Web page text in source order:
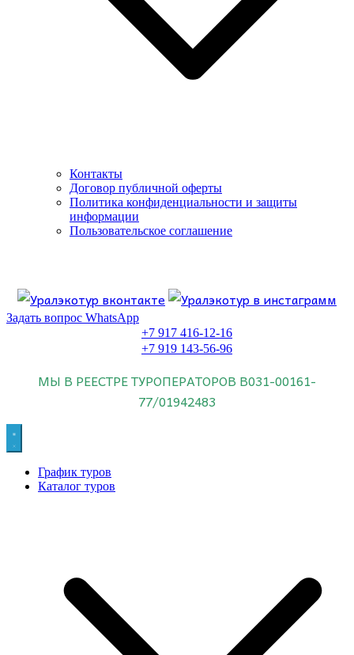
Контакты
Договор публичной оферты
Политика конфиденциальности и защиты
информации
Пользовательское соглашение
Знайте об этом.
Задать вопрос WhatsApp
+7 917 416-12-16
+7 919 143-56-96
МЫ В РЕЕСТРЕ ТУРОПЕРАТОРОВ В031-00161-
77/01942483
График туров
Каталог туров